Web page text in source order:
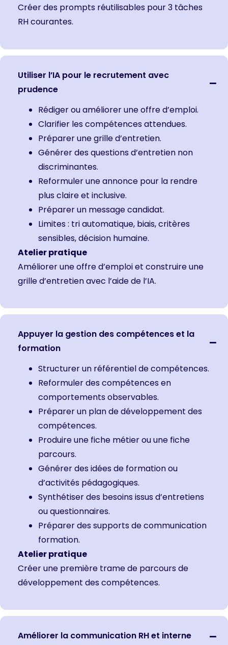
Créer des prompts réutilisables pour 3 tâches
RH courantes.
Utiliser l’IA pour le recrutement avec
prudence
Rédiger ou améliorer une offre d’emploi.
Clarifier les compétences attendues.
Préparer une grille d’entretien.
Générer des questions d’entretien non
discriminantes.
Reformuler une annonce pour la rendre
plus claire et inclusive.
Préparer un message candidat.
Limites : tri automatique, biais, critères
sensibles, décision humaine.
Atelier pratique
Améliorer une offre d’emploi et construire une
grille d’entretien avec l’aide de l’IA.
Appuyer la gestion des compétences et la
formation
Structurer un référentiel de compétences.
Reformuler des compétences en
comportements observables.
Préparer un plan de développement des
compétences.
Produire une fiche métier ou une fiche
parcours.
Générer des idées de formation ou
d’activités pédagogiques.
Synthétiser des besoins issus d’entretiens
ou questionnaires.
Préparer des supports de communication
formation.
Atelier pratique
Créer une première trame de parcours de
développement des compétences.
Améliorer la communication RH et interne